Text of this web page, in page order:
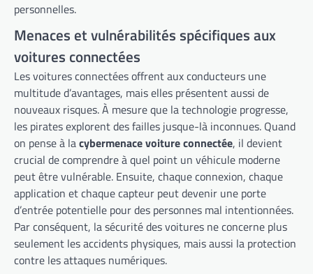
personnelles.
Menaces et vulnérabilités spécifiques aux
voitures connectées
Les voitures connectées offrent aux conducteurs une
multitude d’avantages, mais elles présentent aussi de
nouveaux risques. À mesure que la technologie progresse,
les pirates explorent des failles jusque-là inconnues. Quand
on pense à lacybermenace voiture connectée, il devient
crucial de comprendre à quel point un véhicule moderne
peut être vulnérable. Ensuite, chaque connexion, chaque
application et chaque capteur peut devenir une porte
d’entrée potentielle pour des personnes mal intentionnées.
Par conséquent, la sécurité des voitures ne concerne plus
seulement les accidents physiques, mais aussi la protection
contre les attaques numériques.